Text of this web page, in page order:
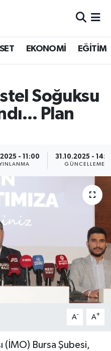
EKONOMİ EĞİTİM
Soğuksu
Plan
- 11:00 31.10.2025 -
GÜNCELLEME
A- A+
(İMO) Bursa Şubesi,
ve Fikstür